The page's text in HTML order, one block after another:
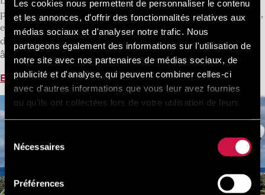
Les cookies nous permettent de personnaliser le contenu
et les annonces, d'offrir des fonctionnalités relatives aux
médias sociaux et d'analyser notre trafic. Nous
partageons également des informations sur l'utilisation de
notre site avec nos partenaires de médias sociaux, de
publicité et d'analyse, qui peuvent combiner celles-ci
avec d'autres informations que vous leur avez fournies
ou qu'ils ont collectées lors de votre utilisation de leurs
du
consentement
Nécessaires
Préférences
plus passionnantes sur l’île de Rhodes. Il se trouve à Faliraki,
et possède toutes sortes de toboggans, de bassins, de jeux
d’eau et de vagues artificielles, certains adaptés à tous les
âges et d’autres conçus pour les tout-petits.
En savoir plus